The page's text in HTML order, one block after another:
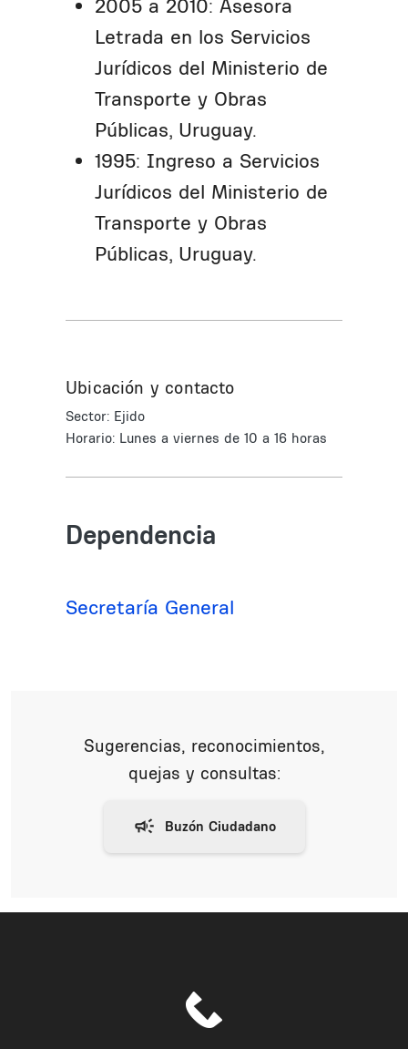
2005 a 2010: Asesora
Letrada en los Servicios
Jurídicos del Ministerio de
Transporte y Obras
Públicas, Uruguay.
1995: Ingreso a Servicios
Jurídicos del Ministerio de
Transporte y Obras
Públicas, Uruguay.
Ubicación y contacto
Sector: Ejido
Horario: Lunes a viernes de 10 a 16 horas
Dependencia
Secretaría General
Sugerencias, reconocimientos,
quejas y consultas: